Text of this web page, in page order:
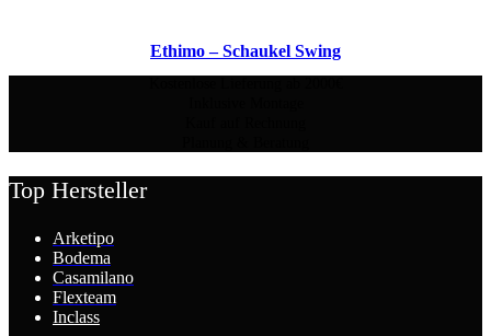
Ethimo – Schaukel Swing
Top Hersteller
Arketipo
Bodema
Casamilano
Flexteam
Inclass